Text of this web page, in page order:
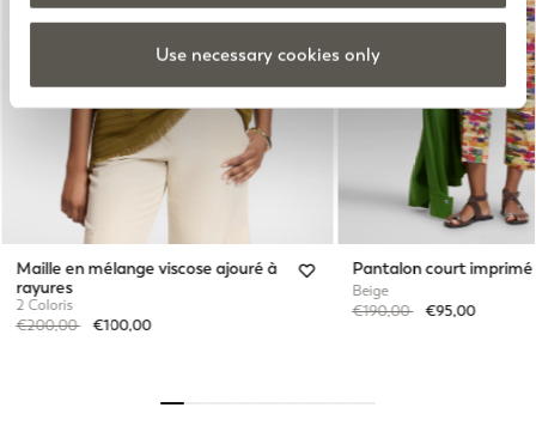
Use necessary cookies only
Maille en mélange viscose ajouré à
rayures
2 Coloris
Price reduced from
€200,00to€100,00
Pantalon court imprimé
Beige
Price reduced from
€190,00to€95,00
Previous Next